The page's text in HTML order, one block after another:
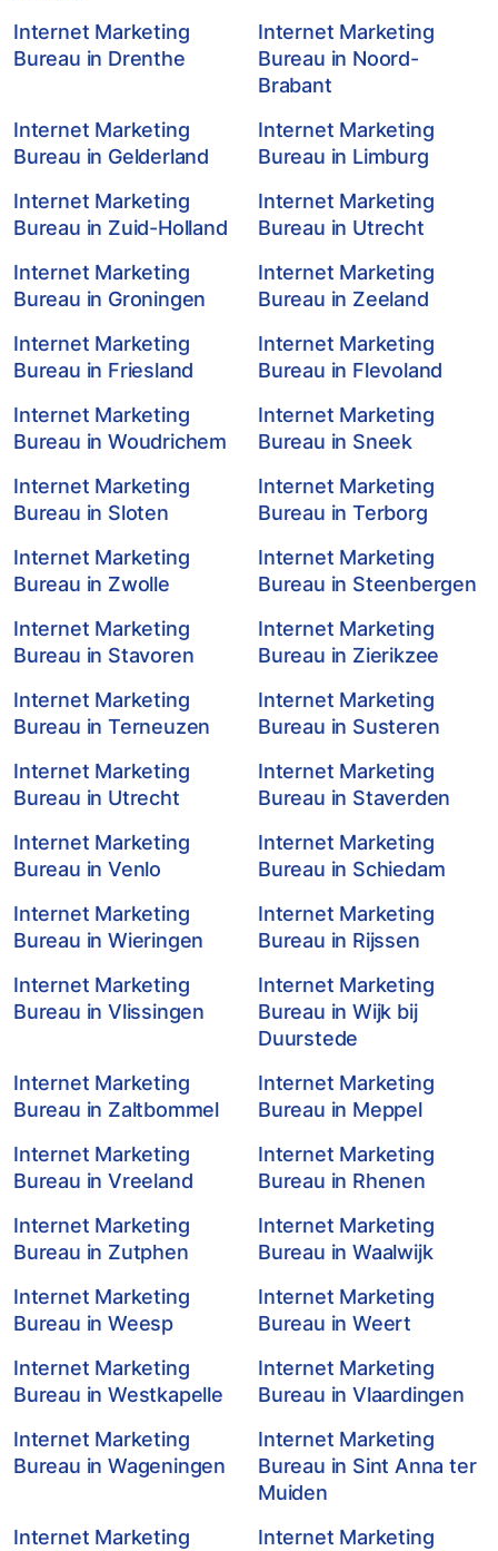
Internet Marketing
Bureau in Drenthe
Internet Marketing
Bureau in Noord-
Brabant
Internet Marketing
Bureau in Gelderland
Internet Marketing
Bureau in Limburg
Internet Marketing
Bureau in Zuid-Holland
Internet Marketing
Bureau in Utrecht
Internet Marketing
Bureau in Groningen
Internet Marketing
Bureau in Zeeland
Internet Marketing
Bureau in Friesland
Internet Marketing
Bureau in Flevoland
Internet Marketing
Bureau in Woudrichem
Internet Marketing
Bureau in Sneek
Internet Marketing
Bureau in Sloten
Internet Marketing
Bureau in Terborg
Internet Marketing
Bureau in Zwolle
Internet Marketing
Bureau in Steenbergen
Internet Marketing
Bureau in Stavoren
Internet Marketing
Bureau in Zierikzee
Internet Marketing
Bureau in Terneuzen
Internet Marketing
Bureau in Susteren
Internet Marketing
Bureau in Utrecht
Internet Marketing
Bureau in Staverden
Internet Marketing
Bureau in Venlo
Internet Marketing
Bureau in Schiedam
Internet Marketing
Bureau in Wieringen
Internet Marketing
Bureau in Rijssen
Internet Marketing
Bureau in Vlissingen
Internet Marketing
Bureau in Wijk bij
Duurstede
Internet Marketing
Bureau in Zaltbommel
Internet Marketing
Bureau in Meppel
Internet Marketing
Bureau in Vreeland
Internet Marketing
Bureau in Rhenen
Internet Marketing
Bureau in Zutphen
Internet Marketing
Bureau in Waalwijk
Internet Marketing
Bureau in Weesp
Internet Marketing
Bureau in Weert
Internet Marketing
Bureau in Westkapelle
Internet Marketing
Bureau in Vlaardingen
Internet Marketing
Bureau in Wageningen
Internet Marketing
Bureau in Sint Anna ter
Muiden
Internet Marketing
Internet Marketing